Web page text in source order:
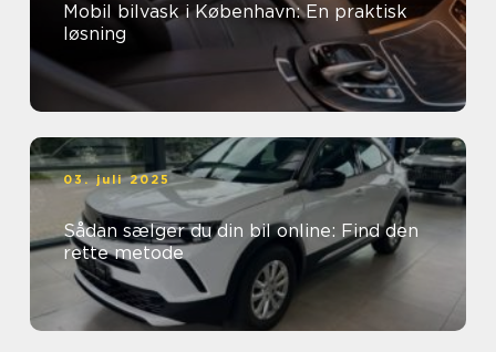
Mobil bilvask i København: En praktisk
løsning
03. juli 2025
Sådan sælger du din bil online: Find den
rette metode